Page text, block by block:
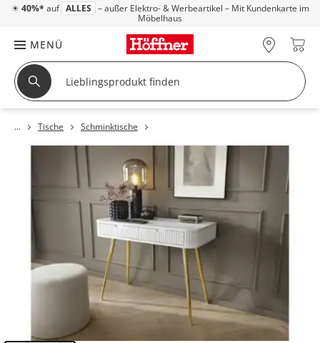
☀ 40%* auf ALLES – außer Elektro- & Werbeartikel – Mit Kundenkarte im
Möbelhaus
MENÜ
Tische Schminktische